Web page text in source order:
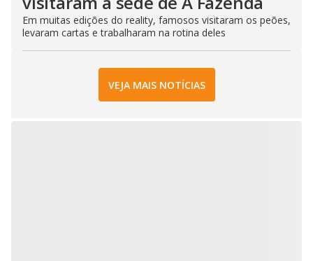
Em muitas edições do reality, famosos visitaram os peões,
levaram cartas e trabalharam na rotina deles
VEJA MAIS NOTÍCIAS